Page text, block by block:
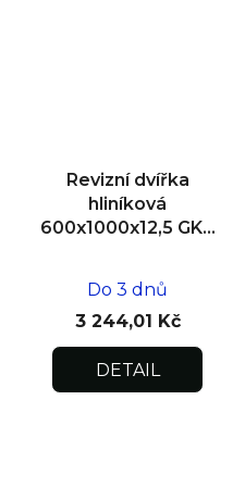
Revizní dvířka
hliníková
600x1000x12,5 GKB
Do 3 dnů
3 244,01 Kč
DETAIL